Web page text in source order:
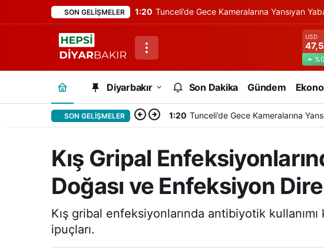
SON GELIŞMELER 1:20 Tunceli’de Gece Kameralarına Yansıyan
USD
Diyarbakır Son Dakika Gündem
SON GELIŞMELER 1:20 Tunceli’de Gece Kameralarına
Kış Gripal
Doğası ve Enfeksiyon
Kış gribal enfeksiyonlarında antibiyotik
ipuçları.